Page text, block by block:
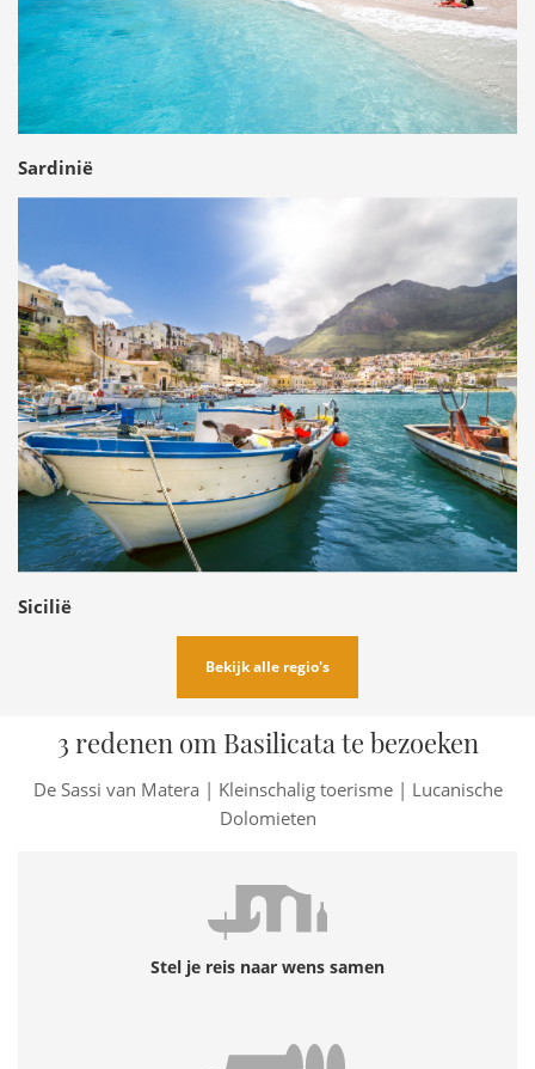
Sardinië
Sicilië
Bekijk alle regio's
3 redenen om Basilicata te bezoeken
De Sassi van Matera | Kleinschalig toerisme | Lucanische
Dolomieten
Stel je reis naar wens samen